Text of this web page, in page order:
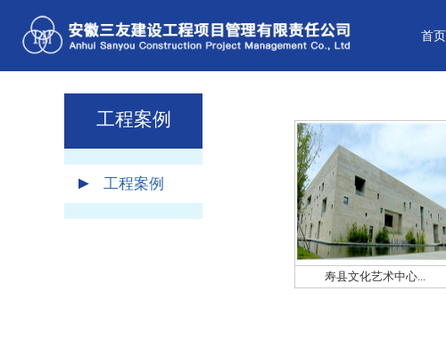
首页
工程案例
工程案例
寿县文化艺术中心...